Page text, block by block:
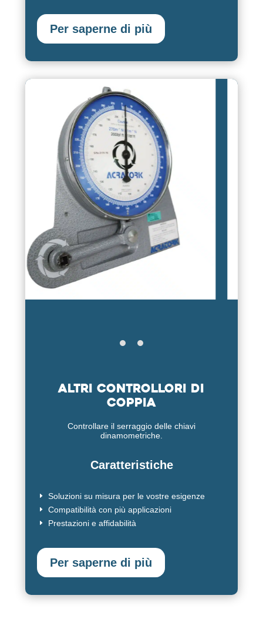
Per saperne di più
Altri controllori di
coppia
Controllare il serraggio delle chiavi
dinamometriche.
Caratteristiche
E Soluzioni su misura per le vostre esigenze
E Compatibilità con più applicazioni
E Prestazioni e affidabilità
Per saperne di più